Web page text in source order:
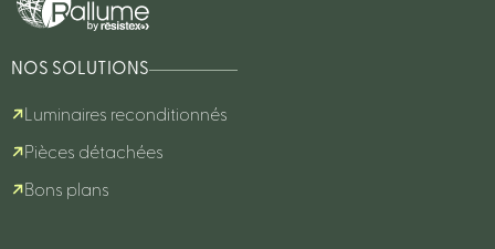
NOS SOLUTIONS
Luminaires reconditionnés
Pièces détachées
Bons plans